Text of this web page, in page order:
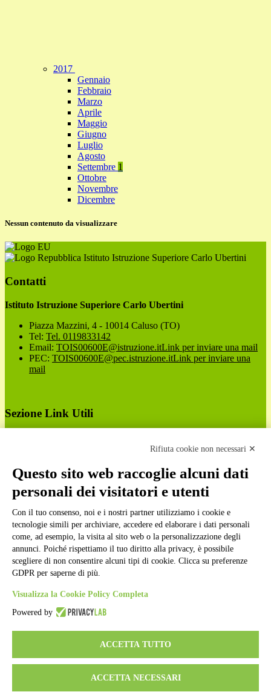
2017
Gennaio
Febbraio
Marzo
Aprile
Maggio
Giugno
Luglio
Agosto
Settembre 1
Ottobre
Novembre
Dicembre
Nessun contenuto da visualizzare
Istituto Istruzione Superiore Carlo Ubertini
Contatti
Istituto Istruzione Superiore Carlo Ubertini
Piazza Mazzini, 4 - 10014 Caluso (TO)
Tel: Tel. 0119833142
Email: TOIS00600E@istruzione.itLink per inviare una mail
PEC: TOIS00600E@pec.istruzione.itLink per inviare una
mail
Sezione Link Utili
Ufficio Relazioni con il Pubblico
Dichiarazione di accessibilità
Obiettivi di accessibilità
Gestione consensi cookie
Amministrazione trasparente
Pagina visualizzata
285932volte
Sezione Copyright
Copyright 2026 | Engineered and powered by Gruppo Spaggiari
Parma S.p.A. | Divisione Publishing & New Social Media
Rifiuta cookie non necessari ✕
Questo sito web raccoglie alcuni dati
personali dei visitatori e utenti
Con il tuo consenso, noi e i nostri partner utilizziamo i cookie e
tecnologie simili per archiviare, accedere ed elaborare i dati personali
come, ad esempio, la visita al sito web o la personalizzazione degli
annunci. Poiché rispettiamo il tuo diritto alla privacy, è possibile
scegliere di non consentire alcuni tipi di cookie. Clicca su preferenze
GDPR per saperne di più.
Visualizza la Cookie Policy Completa
Powered by
ACCETTA TUTTO
ACCETTA NECESSARI